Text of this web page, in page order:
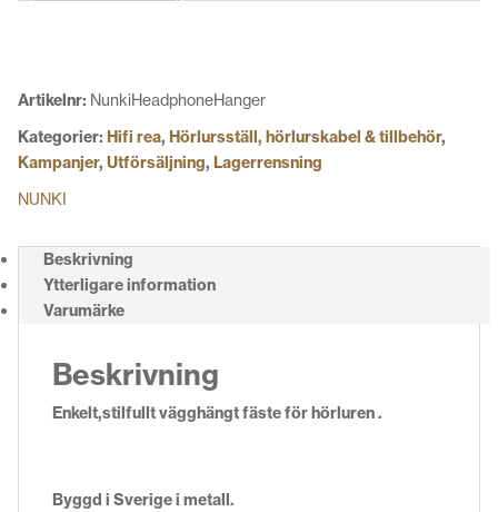
Artikelnr: NunkiHeadphoneHanger
Kategorier: Hifi rea, Hörlursställ, hörlurskabel & tillbehör,
Kampanjer, Utförsäljning, Lagerrensning
NUNKI
Beskrivning
Ytterligare information
Varumärke
Beskrivning
Enkelt,stilfullt vägghängt fäste för hörluren .
Byggd i Sverige i metall.